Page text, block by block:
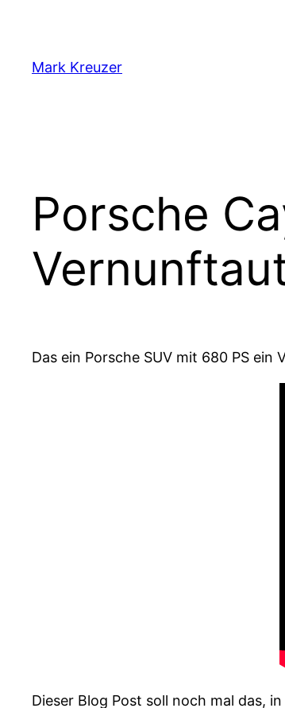
springen
Mark Kreuzer
Porsche
Das ein Porsche SUV mit 680 PS
Dieser Blog Post soll noch mal das,